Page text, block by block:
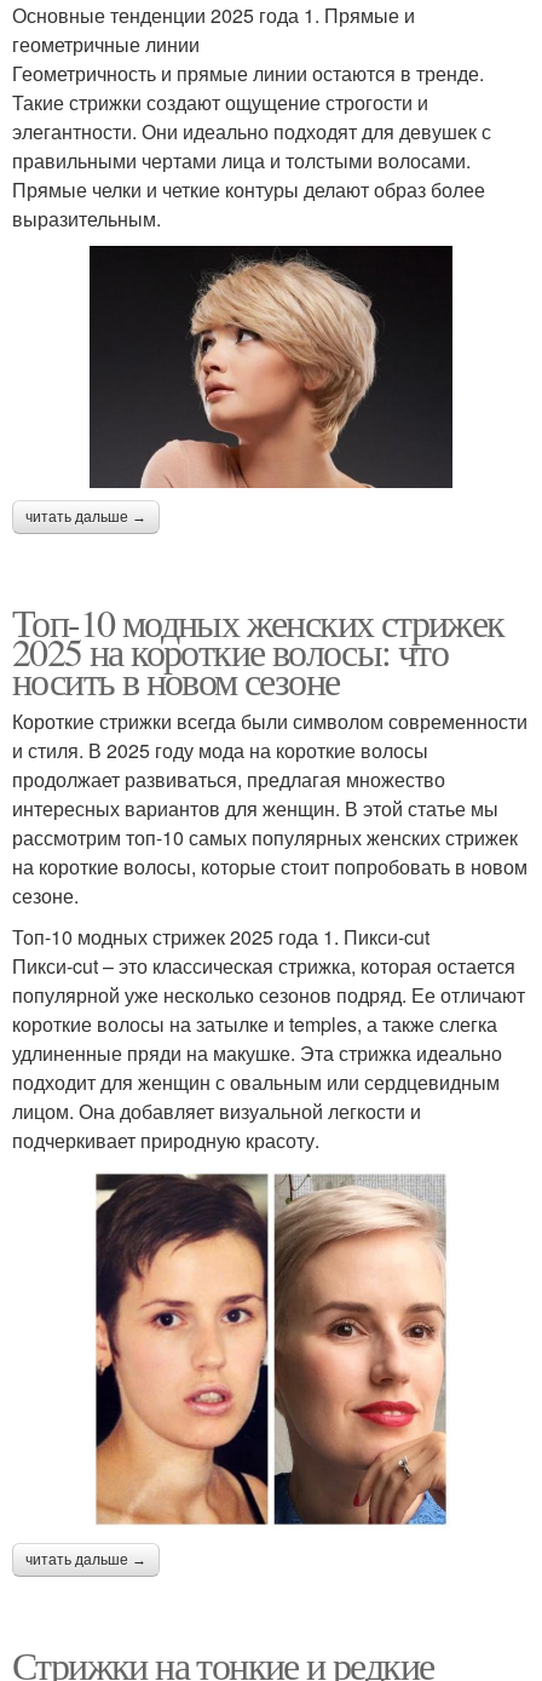
Основные тенденции 2025 года 1. Прямые и
геометричные линии
Геометричность и прямые линии остаются в тренде.
Такие стрижки создают ощущение строгости и
элегантности. Они идеально подходят для девушек с
правильными чертами лица и толстыми волосами.
Прямые челки и четкие контуры делают образ более
выразительным.
читать дальше →
Топ-10 модных женских стрижек
2025 на короткие волосы: что
носить в новом сезоне
Короткие стрижки всегда были символом современности
и стиля. В 2025 году мода на короткие волосы
продолжает развиваться, предлагая множество
интересных вариантов для женщин. В этой статье мы
рассмотрим топ-10 самых популярных женских стрижек
на короткие волосы, которые стоит попробовать в новом
сезоне.
Топ-10 модных стрижек 2025 года 1. Пикси-cut
Пикси-cut – это классическая стрижка, которая остается
популярной уже несколько сезонов подряд. Ее отличают
короткие волосы на затылке и temples, а также слегка
удлиненные пряди на макушке. Эта стрижка идеально
подходит для женщин с овальным или сердцевидным
лицом. Она добавляет визуальной легкости и
подчеркивает природную красоту.
читать дальше →
Стрижки на тонкие и редкие